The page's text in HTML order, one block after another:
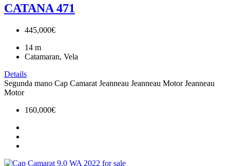
CATANA 471
445,000€
14 m
Catamaran, Vela
Details
Segunda mano Cap Camarat Jeanneau Jeanneau MotorJeanneau
Motor
160,000€